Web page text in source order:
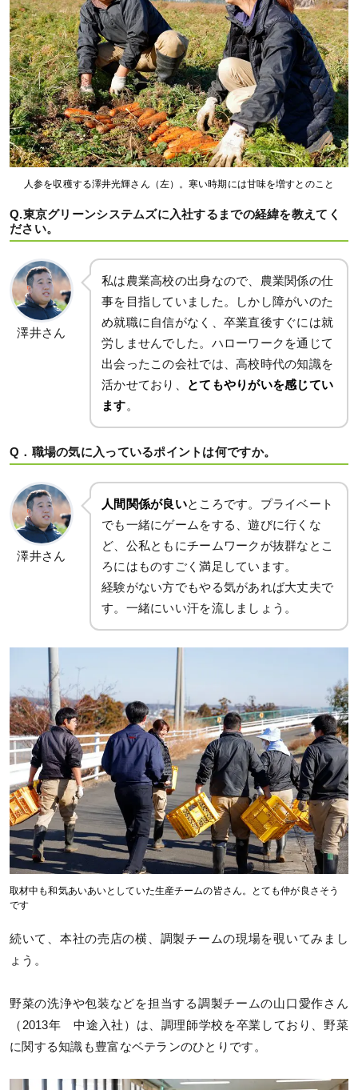
人参を収穫する澤井光輝さん（左）。寒い時期には甘味を増すとのこと
Q.東京グリーンシステムズに入社するまでの経緯を教えてく
ださい。
澤井さん
私は農業高校の出身なので、農業関係の仕
事を目指していました。しかし障がいのた
め就職に自信がなく、卒業直後すぐには就
労しませんでした。ハローワークを通じて
出会ったこの会社では、高校時代の知識を
活かせており、
とてもやりがいを感じてい
ます。
Q．職場の気に入っているポイントは何ですか。
澤井さん
人間関係が良いところです。プライベート
でも一緒にゲームをする、遊びに行くな
ど、公私ともにチームワークが抜群なとこ
ろにはものすごく満足しています。
経験がない方でもやる気があれば大丈夫で
す。一緒にいい汗を流しましょう。
取材中も和気あいあいとしていた生産チームの皆さん。とても仲が良さそう
です
続いて、本社の売店の横、調製チームの現場を覗いてみまし
ょう。
野菜の洗浄や包装などを担当する調製チームの山口愛作さん
（2013年 中途入社）は、調理師学校を卒業しており、野菜
に関する知識も豊富なベテランのひとりです。